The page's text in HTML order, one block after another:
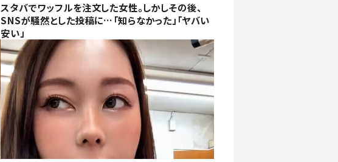
スタバでワッフルを注文した女性。しかしその後、
SNSが騒然とした投稿に…「知らなかった」「ヤバい
安い」